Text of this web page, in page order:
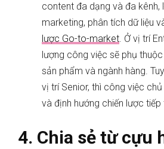
content đa dạng và đa kênh,
marketing, phân tích dữ liệu
lược Go-to-market. Ở vị trí
lượng công việc sẽ phụ
sản phẩm và ngành hàng.
vị trí Senior, thì công việc
và định hướng chiến lược
4. Chia sẻ từ cựu